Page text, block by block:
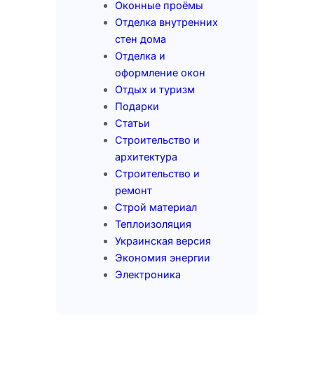
Оконные проёмы
Отделка внутренних
стен дома
Отделка и
оформление окон
Отдых и туризм
Подарки
Статьи
Строительство и
архитектура
Строительство и
ремонт
Строй материал
Теплоизоляция
Украинская версия
Экономия энергии
Электроника